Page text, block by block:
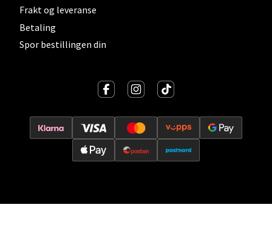
Frakt og leveranse
Betaling
Spor bestillingen din
Lillehammer - Strandtorget
Strandtorget, 2609 Lillehammer
Åpent i dag 09-20